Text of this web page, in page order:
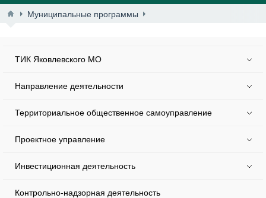
Муниципальные программы
ТИК Яковлевского МО
Направление деятельности
Территориальное общественное самоуправление
Проектное управление
Инвестиционная деятельность
Контрольно-надзорная деятельность